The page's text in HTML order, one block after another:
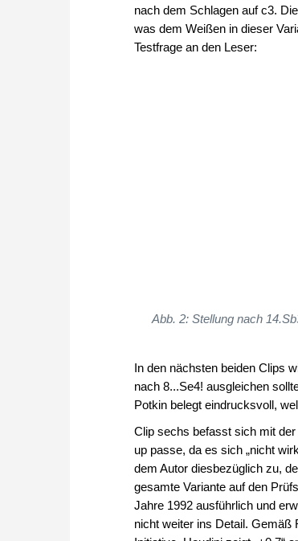
nach dem Schlagen auf c3.
was dem Weißen in dieser
Testfrage an den Leser:
Abb. 2: Stellung nach
In den nächsten beiden Clips
nach 8...Se4! ausgleichen
Potkin belegt eindrucksvoll,
Clip sechs befasst sich mit
up passe, da es sich „nicht
dem Autor diesbezüglich zu,
gesamte Variante auf den
Jahre 1992 ausführlich und
nicht weiter ins Detail. Gemäß